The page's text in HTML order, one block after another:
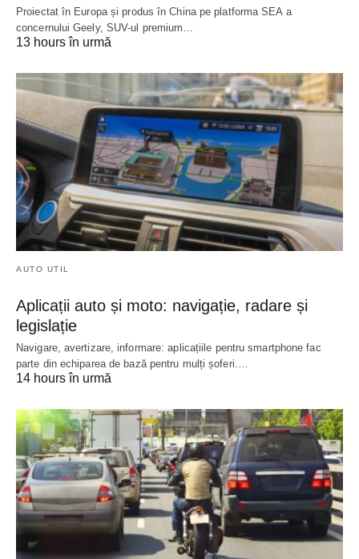
Proiectat în Europa și produs în China pe platforma SEA a
concernului Geely, SUV-ul premium…
13 hours în urmă
AUTO UTIL
Aplicații auto și moto: navigație, radare și
legislație
Navigare, avertizare, informare: aplicațiile pentru smartphone fac
parte din echiparea de bază pentru mulți șoferi.…
14 hours în urmă